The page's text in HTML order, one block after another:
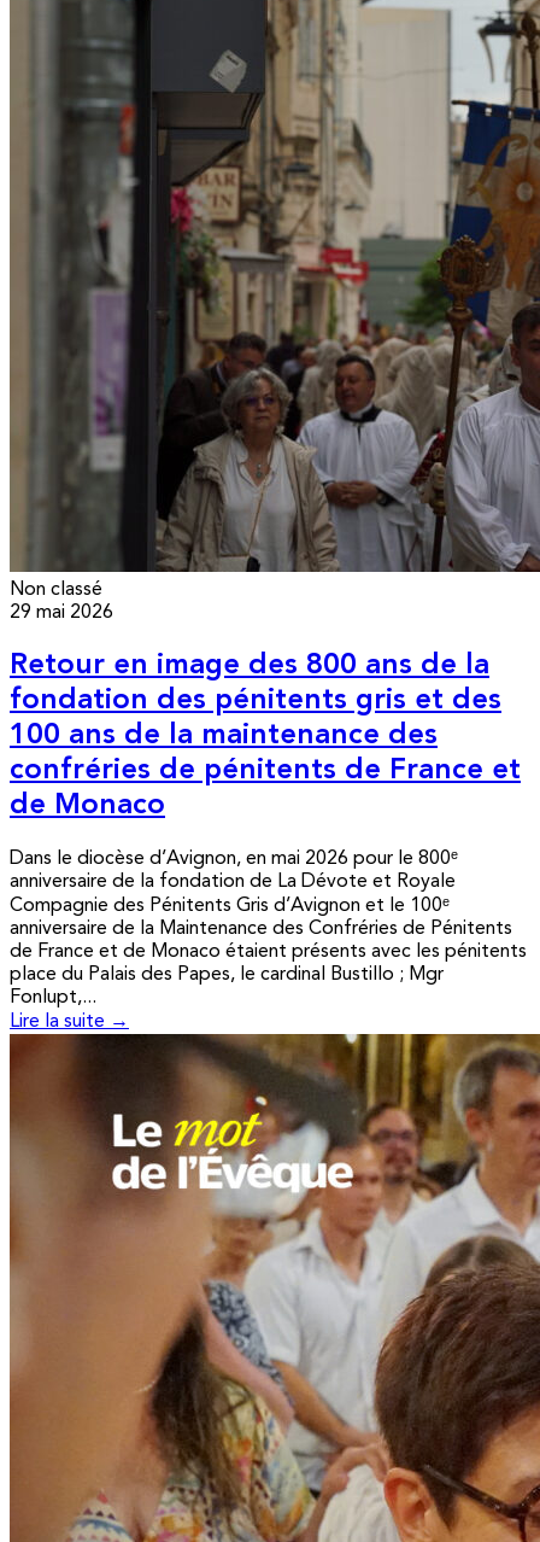
Non classé
29 mai 2026
Retour en image des 800 ans de la
fondation des pénitents gris et des
100 ans de la maintenance des
confréries de pénitents de France et
de Monaco
Dans le diocèse d’Avignon, en mai 2026 pour le 800ᵉ
anniversaire de la fondation de La Dévote et Royale
Compagnie des Pénitents Gris d’Avignon et le 100ᵉ
anniversaire de la Maintenance des Confréries de Pénitents
de France et de Monaco étaient présents avec les pénitents
place du Palais des Papes, le cardinal Bustillo ; Mgr
Fonlupt,...
Lire la suite →